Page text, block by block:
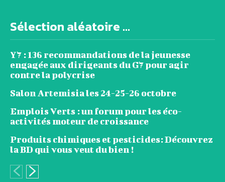
Sélection aléatoire ...
Y7 : 136 recommandations de la jeunesse
engagée aux dirigeants du G7 pour agir
contre la polycrise
Salon Artemisia les 24-25-26 octobre
Emplois Verts : un forum pour les éco-
activités moteur de croissance
Produits chimiques et pesticides: Découvrez
la BD qui vous veut du bien !